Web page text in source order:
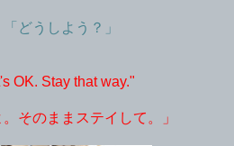
どうしよう？」
OK. Stay that way."
そのままステイして。」